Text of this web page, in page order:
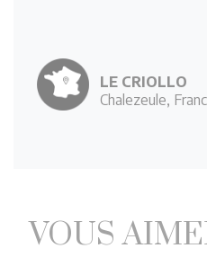
LE CRIOLLO
Chalezeule,
VOUS